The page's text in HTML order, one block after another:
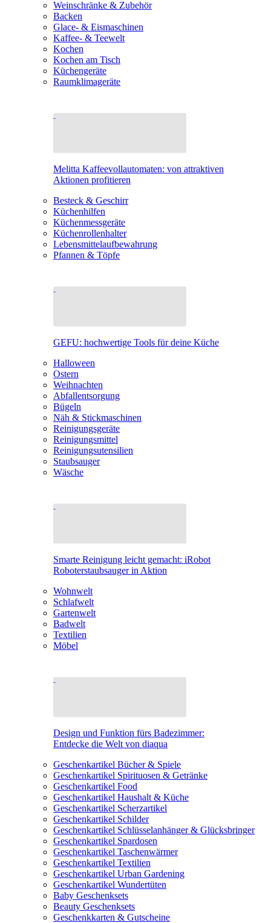
Weinschränke & Zubehör
Backen
Glace- & Eismaschinen
Kaffee- & Teewelt
Kochen
Kochen am Tisch
Küchengeräte
Raumklimageräte
Melitta Kaffeevollautomaten: von attraktiven
Aktionen profitieren
Besteck & Geschirr
Küchenhilfen
Küchenmessgeräte
Küchenrollenhalter
Lebensmittelaufbewahrung
Pfannen & Töpfe
GEFU: hochwertige Tools für deine Küche
Halloween
Ostern
Weihnachten
Abfallentsorgung
Bügeln
Näh & Stickmaschinen
Reinigungsgeräte
Reinigungsmittel
Reinigungsutensilien
Staubsauger
Wäsche
Smarte Reinigung leicht gemacht: iRobot
Roboterstaubsauger in Aktion
Wohnwelt
Schlafwelt
Gartenwelt
Badwelt
Textilien
Möbel
Design und Funktion fürs Badezimmer:
Entdecke die Welt von diaqua
Geschenkartikel Bücher & Spiele
Geschenkartikel Spirituosen & Getränke
Geschenkartikel Food
Geschenkartikel Haushalt & Küche
Geschenkartikel Scherzartikel
Geschenkartikel Schilder
Geschenkartikel Schlüsselanhänger & Glücksbringer
Geschenkartikel Spardosen
Geschenkartikel Taschenwärmer
Geschenkartikel Textilien
Geschenkartikel Urban Gardening
Geschenkartikel Wundertüten
Baby Geschenksets
Beauty Geschenksets
Geschenkkarten & Gutscheine